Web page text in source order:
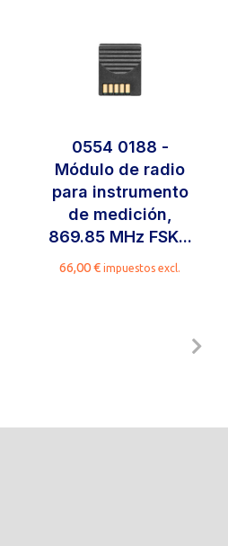
0554 0188 -
Módulo de radio
para instrumento
de medición,
869.85 MHz FSK...
66,00€ impuestos excl.